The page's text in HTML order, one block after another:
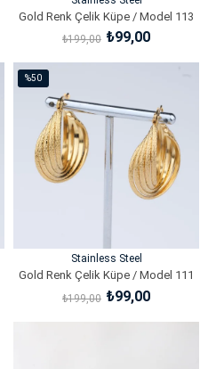
Gold Renk Çelik Küpe / Model 113
₺99,00
₺199,00
SEPETE EKLE
%50
İndirim
%50İndirim
Stainless Steel
Gold Renk Çelik Küpe / Model 111
₺99,00
₺199,00
SEPETE EKLE